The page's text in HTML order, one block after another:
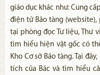
giáo dục khác như: Cung
điện tử Bảo tàng
tại phòng đọc Tư liệu, Thư
tìm hiểu hiện vật gốc có
Kho Cơ sở Bảo tàng. Tại
tích của Bác và tìm hiểu